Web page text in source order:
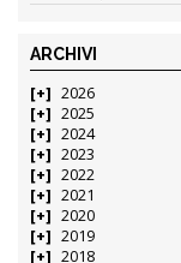
ARCHIVI
2026
2025
2024
2023
2022
2021
2020
2019
2018